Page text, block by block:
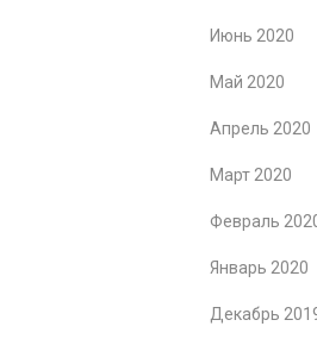
Июнь 2020
Май 2020
Апрель 2020
Март 2020
Февраль
Январь 2020
Декабрь